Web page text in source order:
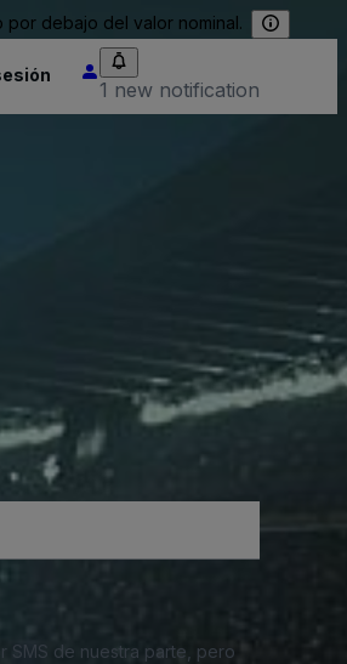
debajo del valor nominal.
1 new notification
SMS de nuestra parte, pero